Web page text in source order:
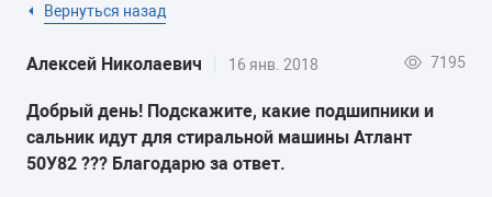
Вернуться назад
Алексей Николаевич 16 янв. 2018 7195
Добрый день! Подскажите, какие подшипники и
сальник идут для стиральной машины Атлант
50У82 ??? Благодарю за ответ.